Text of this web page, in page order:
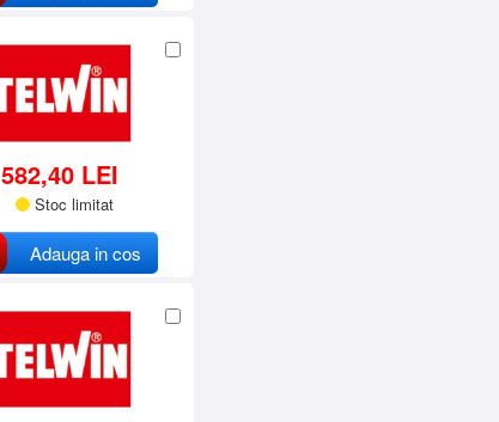
582,40 LEI
Stoc limitat
Adauga in cos